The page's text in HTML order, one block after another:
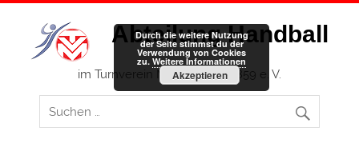
Zum
springen
Abteilung Handball
im Turnverein Memmingen 1859 e. V.
Durch die weitere Nutzung
der Seite stimmst du der
Verwendung von Cookies
zu. Weitere Informationen
Akzeptieren